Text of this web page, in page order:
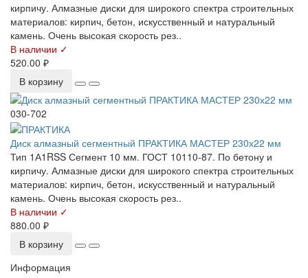
кирпичу. Алмазные диски для широкого спектра строительных
материалов: кирпич, бетон, искусственный и натуральный
камень. Очень высокая скорость рез..
В наличии ✓
520.00 ₽
В корзину
030-702
Диск алмазный сегментный ПРАКТИКА МАСТЕР 230х22 мм
Тип 1А1RSS Сегмент 10 мм. ГОСТ 10110-87. По бетону и
кирпичу. Алмазные диски для широкого спектра строительных
материалов: кирпич, бетон, искусственный и натуральный
камень. Очень высокая скорость рез..
В наличии ✓
880.00 ₽
В корзину
Информация